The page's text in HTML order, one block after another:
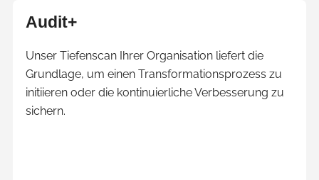
Element
mehreren
Einträgen.
Zum
Navigieren
Audit+
Unser Tiefenscan Ihrer Organisation liefert die
Grundlage, um einen Transformationsprozess zu
initiieren oder die kontinuierliche Verbesserung zu
sichern.